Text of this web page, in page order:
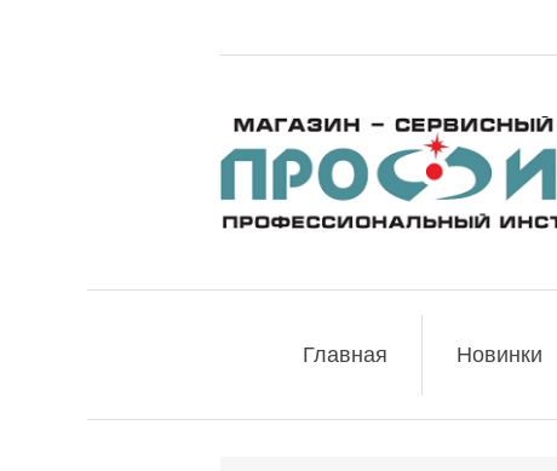
Главная Новинки